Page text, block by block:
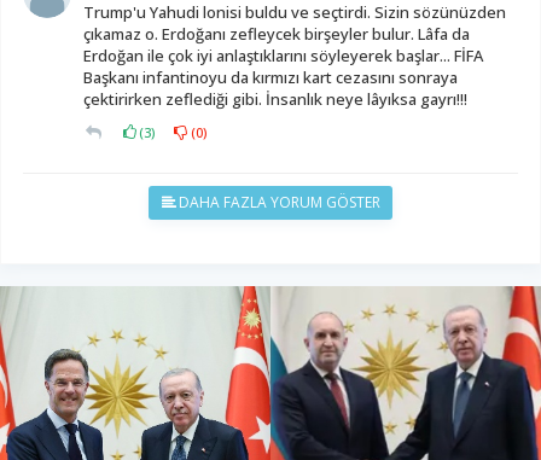
Trump'u Yahudi lonisi buldu ve seçtirdi. Sizin sözünüzden
çıkamaz o. Erdoğanı zefleycek birşeyler bulur. Lâfa da
Erdoğan ile çok iyi anlaştıklarını söyleyerek başlar... FİFA
Başkanı infantinoyu da kırmızı kart cezasını sonraya
çektirirken zeflediği gibi. İnsanlık neye lâyıksa gayrı!!!
(3) (0)
DAHA FAZLA YORUM GÖSTER